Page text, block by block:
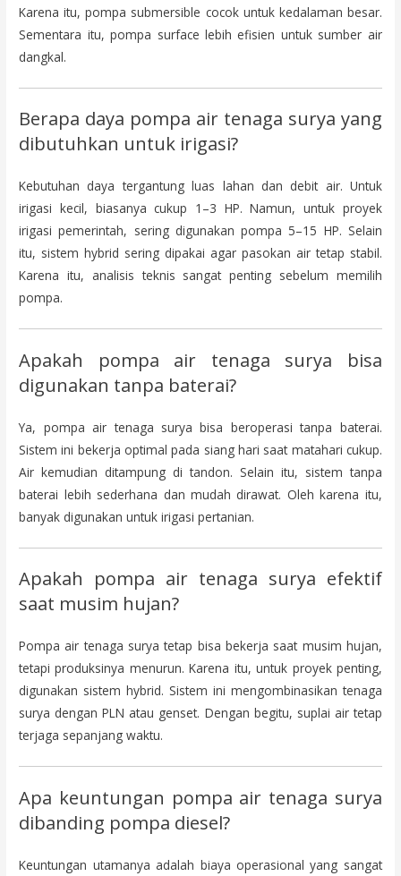
Karena itu, pompa submersible cocok untuk kedalaman besar.
Sementara itu, pompa surface lebih efisien untuk sumber air
dangkal.
Berapa daya pompa air tenaga surya yang
dibutuhkan untuk irigasi?
Kebutuhan daya tergantung luas lahan dan debit air. Untuk
irigasi kecil, biasanya cukup 1–3 HP. Namun, untuk proyek
irigasi pemerintah, sering digunakan pompa 5–15 HP. Selain
itu, sistem hybrid sering dipakai agar pasokan air tetap stabil.
Karena itu, analisis teknis sangat penting sebelum memilih
pompa.
Apakah pompa air tenaga surya bisa
digunakan tanpa baterai?
Ya, pompa air tenaga surya bisa beroperasi tanpa baterai.
Sistem ini bekerja optimal pada siang hari saat matahari cukup.
Air kemudian ditampung di tandon. Selain itu, sistem tanpa
baterai lebih sederhana dan mudah dirawat. Oleh karena itu,
banyak digunakan untuk irigasi pertanian.
Apakah pompa air tenaga surya efektif
saat musim hujan?
Pompa air tenaga surya tetap bisa bekerja saat musim hujan,
tetapi produksinya menurun. Karena itu, untuk proyek penting,
digunakan sistem hybrid. Sistem ini mengombinasikan tenaga
surya dengan PLN atau genset. Dengan begitu, suplai air tetap
terjaga sepanjang waktu.
Apa keuntungan pompa air tenaga surya
dibanding pompa diesel?
Keuntungan utamanya adalah biaya operasional yang sangat